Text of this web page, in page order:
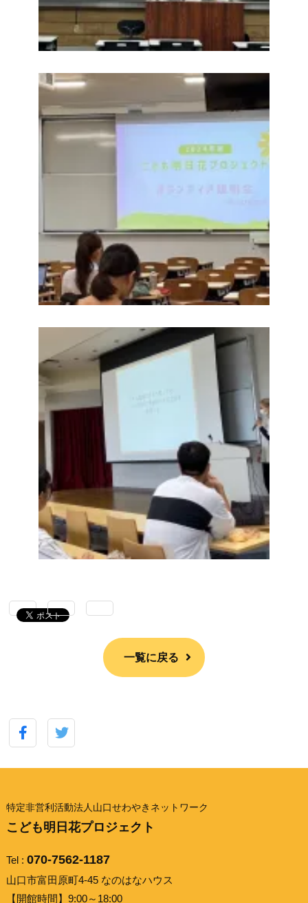
一覧に戻る
特定非営利活動法人山口せわやきネットワーク
こども明日花プロジェクト
Tel : 070-7562-1187
山口市富田原町4-45 なのはなハウス
【開館時間】9:00～18:00